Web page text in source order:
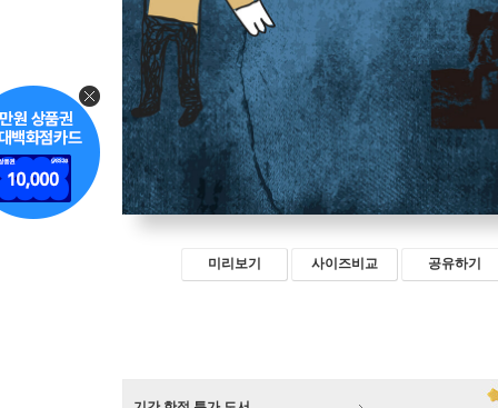
미리보기 사이즈비교 공유하기